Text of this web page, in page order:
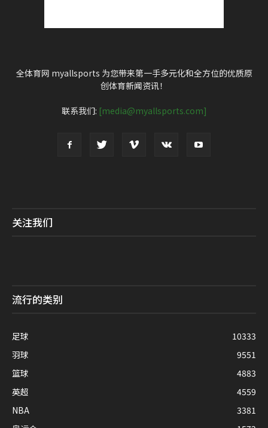
全体育网 myallsports 为您带来第一手多元化和全方位的优质原
创体育新闻资讯！
联系我们: [media@myallsports.com]
关注我们
流行的类别
足球
10333
羽球
9551
篮球
4883
英超
4559
NBA
3381